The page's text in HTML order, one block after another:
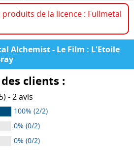
de la licence : Fullmetal
Alchemist - Le Film : L'Etoile
clients :
) -2avis
100% (2/2)
0% (0/2)
0% (0/2)